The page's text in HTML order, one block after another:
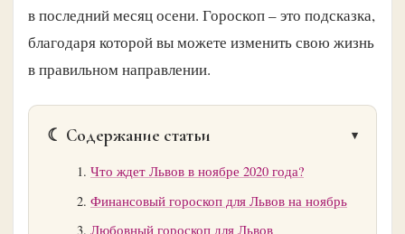
в последний месяц осени. Гороскоп – это подсказка,
благодаря которой вы можете изменить свою жизнь
в правильном направлении.
☾ Содержание статьи
Что ждет Львов в ноябре 2020 года?
Финансовый гороскоп для Львов на ноябрь
Любовный гороскоп для Львов